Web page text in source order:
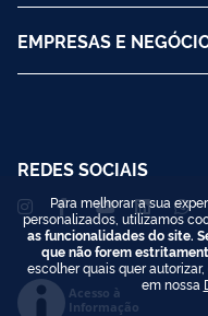
EMPRESAS E
REDES SOCIAIS
Acesso à
Informação
Para melhorar a sua
personalizados, utilizamos
as funcionalidades do site.
que não forem
escolher quais quer
em nossa